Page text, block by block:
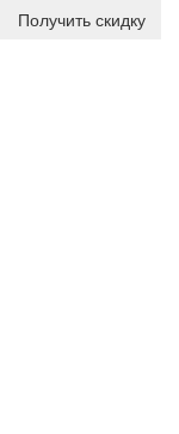
Получить скидку